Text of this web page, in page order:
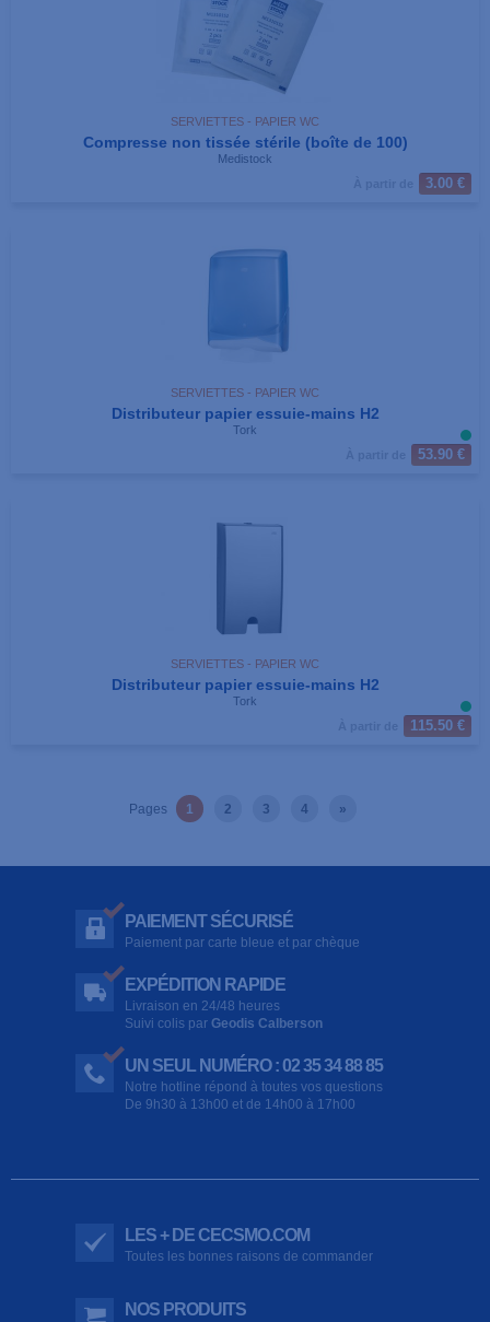
SERVIETTES - PAPIER WC
Compresse non tissée stérile (boîte de 100)
Medistock
3.00 €
SERVIETTES - PAPIER WC
Distributeur papier essuie-mains H2
Tork
53.90 €
SERVIETTES - PAPIER WC
Distributeur papier essuie-mains H2
Tork
115.50 €
Pages 1 2 3 4 »
PAIEMENT SÉCURISÉ
Paiement par carte bleue et par chèque
EXPÉDITION RAPIDE
Livraison en 24/48 heures
Suivi colis par Geodis Calberson
UN SEUL NUMÉRO : 02 35 34 88 85
Notre hotline répond à toutes vos questions
De 9h30 à 13h00 et de 14h00 à 17h00
LES + DE CECSMO.COM
Toutes les bonnes raisons de commander
NOS PRODUITS